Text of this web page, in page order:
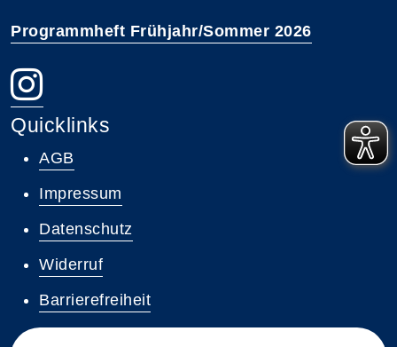
Programmheft Frühjahr/Sommer 2026
Quicklinks
AGB
Impressum
Datenschutz
Widerruf
Barrierefreiheit